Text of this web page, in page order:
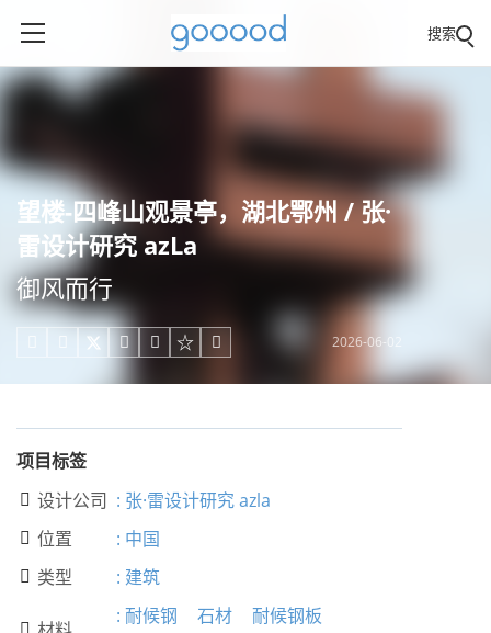
搜索
望楼-四峰山观景亭，湖北鄂州 / 张·
雷设计研究 azLa
御风而行
    2026-06-02
项目标签
 设计公司 : 张·雷设计研究 azla
 位置 : 中国
 类型 : 建筑

: 耐候钢 石材
耐候钢板